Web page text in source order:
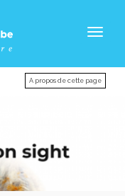
A propos de cette page